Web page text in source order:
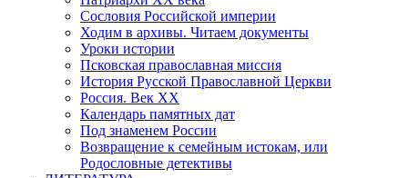
Сословия Российской империи
Ходим в архивы. Читаем документы
Уроки истории
Псковская православная миссия
История Русской Православной Церкви
Россия. Век ХХ
Календарь памятных дат
Под знаменем России
Возвращение к семейным истокам, или
Родословные детективы